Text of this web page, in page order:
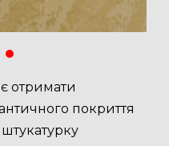
отримати
покриття